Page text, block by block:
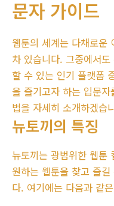
문자 가이드
웹툰의 세계는 다채로운
차 있습니다. 그중에서
할 수 있는 인기 플랫폼
을 즐기고자 하는 입문
법을 자세히 소개하겠습
뉴토끼의 특징
뉴토끼는 광범위한 웹툰
원하는 웹툰을 찾고 즐
다. 여기에는 다음과 같